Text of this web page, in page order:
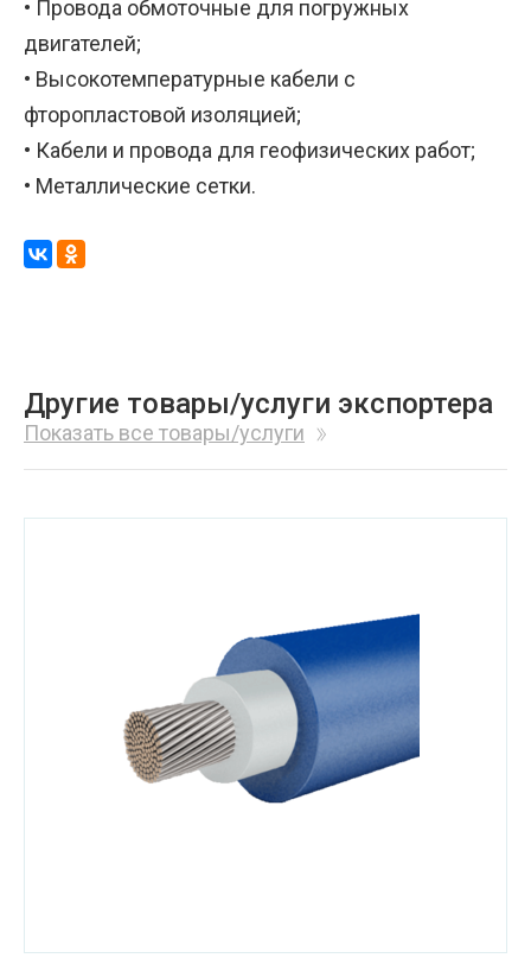
• Провода обмоточные для погружных
двигателей;
• Высокотемпературные кабели с
фторопластовой изоляцией;
• Кабели и провода для геофизических работ;
• Металлические сетки.
Другие товары/услуги экспортера
Показать все товары/услуги